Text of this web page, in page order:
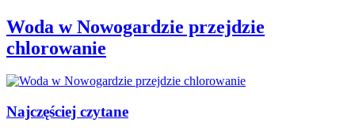
Woda w Nowogardzie przejdzie
chlorowanie
Najczęściej czytane